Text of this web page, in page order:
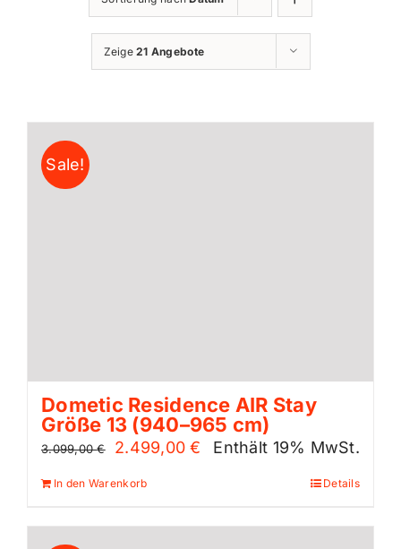
Zeige21 Angebote
Sale!
Dometic Residence AIR Stay
Größe 13 (940–965 cm)
3.099,00€
Ursprünglicher
3.099,00 €
2.499,00€ Aktueller
2.499,00 €.
Enthält 19% MwSt.
In den Warenkorb Details